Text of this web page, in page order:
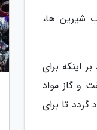
شیرین ها،
اینکه برای
و گاز مواد
تا برای